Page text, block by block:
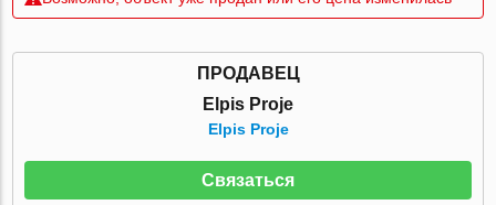
ПРОДАВЕЦ
Elpis Proje
Elpis Proje
Связаться